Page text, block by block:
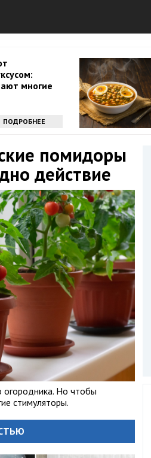
многие
ПОДРОБНЕЕ
помидоры
действие
Но чтобы
стимуляторы.